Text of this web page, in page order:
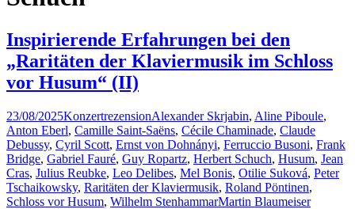
Inspirierende Erfahrungen bei den
„Raritäten der Klaviermusik im Schloss
vor Husum“ (II)
23/08/2025KonzertrezensionAlexander Skrjabin, Aline Piboule,
Anton Eberl, Camille Saint-Saëns, Cécile Chaminade, Claude
Debussy, Cyril Scott, Ernst von Dohnányi, Ferruccio Busoni, Frank
Bridge, Gabriel Fauré, Guy Ropartz, Herbert Schuch, Husum, Jean
Cras, Julius Reubke, Leo Delibes, Mel Bonis, Otilie Suková, Peter
Tschaikowsky, Raritäten der Klaviermusik, Roland Pöntinen,
Schloss vor Husum, Wilhelm StenhammarMartin Blaumeiser